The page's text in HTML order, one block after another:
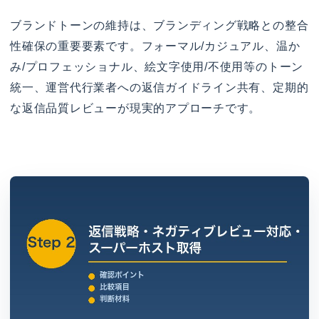
ブランドトーンの維持は、ブランディング戦略との整合
性確保の重要要素です。フォーマル/カジュアル、温か
み/プロフェッショナル、絵文字使用/不使用等のトーン
統一、運営代行業者への返信ガイドライン共有、定期的
な返信品質レビューが現実的アプローチです。